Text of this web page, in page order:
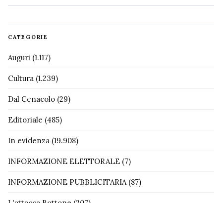
CATEGORIE
Auguri (1.117)
Cultura (1.239)
Dal Cenacolo (29)
Editoriale (485)
In evidenza (19.908)
INFORMAZIONE ELETTORALE (7)
INFORMAZIONE PUBBLICITARIA(87)